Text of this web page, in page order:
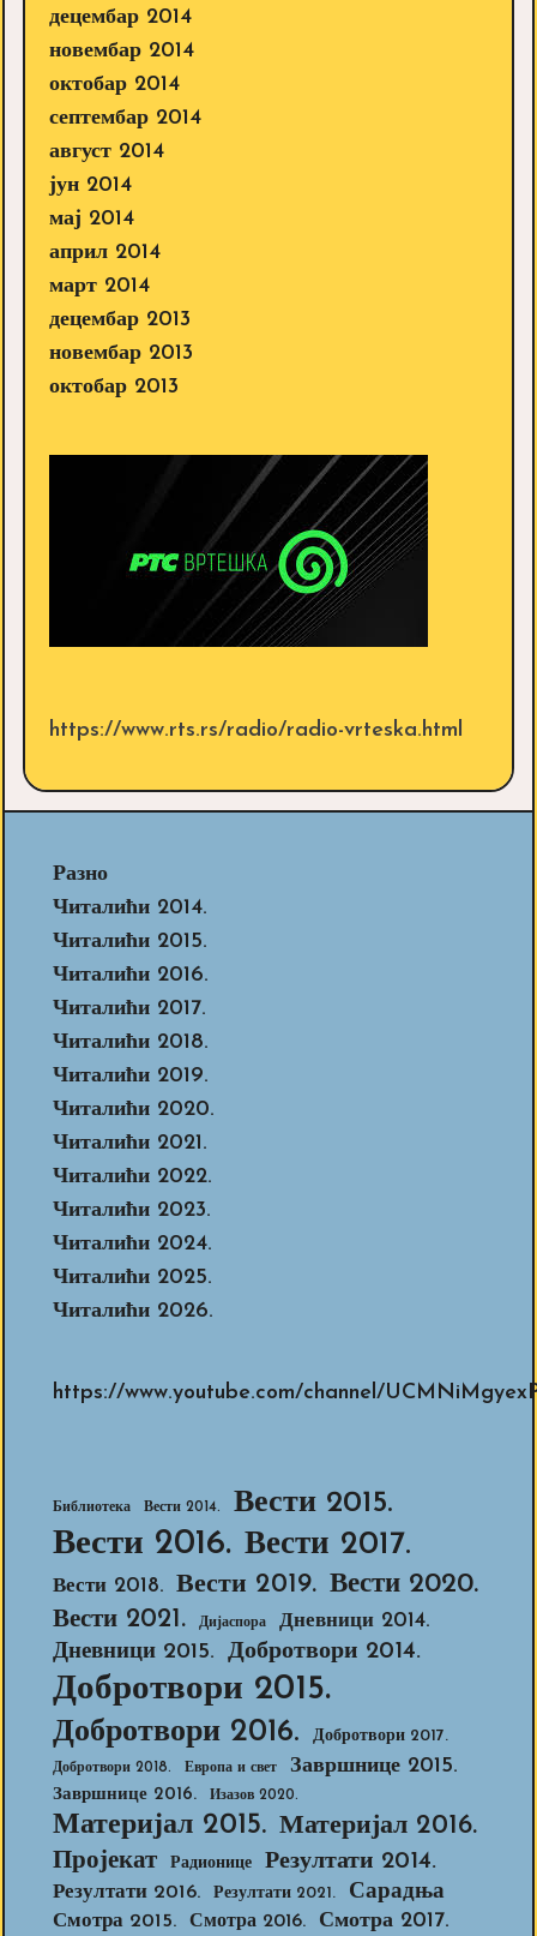
децембар 2014
новембар 2014
октобар 2014
септембар 2014
август 2014
јун 2014
мај 2014
април 2014
март 2014
децембар 2013
новембар 2013
октобар 2013
https://www.rts.rs/radio/radio-vrteska.html
Разно
Читалићи 2014.
Читалићи 2015.
Читалићи 2016.
Читалићи 2017.
Читалићи 2018.
Читалићи 2019.
Читалићи 2020.
Читалићи 2021.
Читалићи 2022.
Читалићи 2023.
Читалићи 2024.
Читалићи 2025.
Читалићи 2026.
https://www.youtube.com/channel/
Библиотека Вести 2014. Вести 2015.
Вести 2016. Вести 2017.
Вести 2018. Вести 2019. Вести 2020.
Вести 2021. Дијаспора Дневници 2014.
Дневници 2015. Добротвори 2014.
Добротвори 2015.
Добротвори 2016. Добротвори 2017.
Добротвори 2018. Европа и свет Завршнице 2015.
Завршнице 2016. Изазов 2020.
Материјал 2015. Материјал 2016.
Пројекат Радионице Резултати 2014.
Резултати 2016. Резултати 2021. Сарадња
Смотра 2015. Смотра 2016. Смотра 2017.